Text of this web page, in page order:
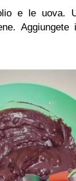
e le uova.